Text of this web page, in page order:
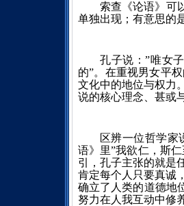
索查《论语》可
单独出现；有意思的
孔子说：”唯女
的”。在重视男女平
文化中的地位与权力
说的核心理念、甚或
区辨一位哲学家
语》里”我欲仁，斯
引，孔子主张的就是
肯定每个人只要真诚
确立了人类的道德地
努力在人我互动中修